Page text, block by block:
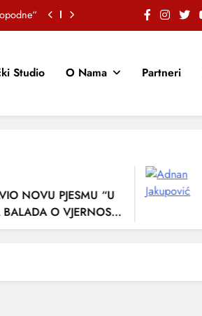
NAVIKE
NAVIKE
Studio O Nama Partneri
NOVU PJESMU “U
O VJERNOSTI,
MIJENJA